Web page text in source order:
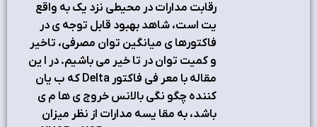
رقابت مدارات در محيطي نزد يک به واقع
يت است، شاهد بهبود قابل توجه ي در
فاکتورها ي ميانگين توان مصرفي، تاخير
و کميت توان در تا خير مي باشيم. در ا ين
مقاله با معر في فاکتور Delta که ب يان
کننده چگو نگي بالانس خروج ي ها م ي
باشد، به مقا يسه مدارات از نظر ميزان